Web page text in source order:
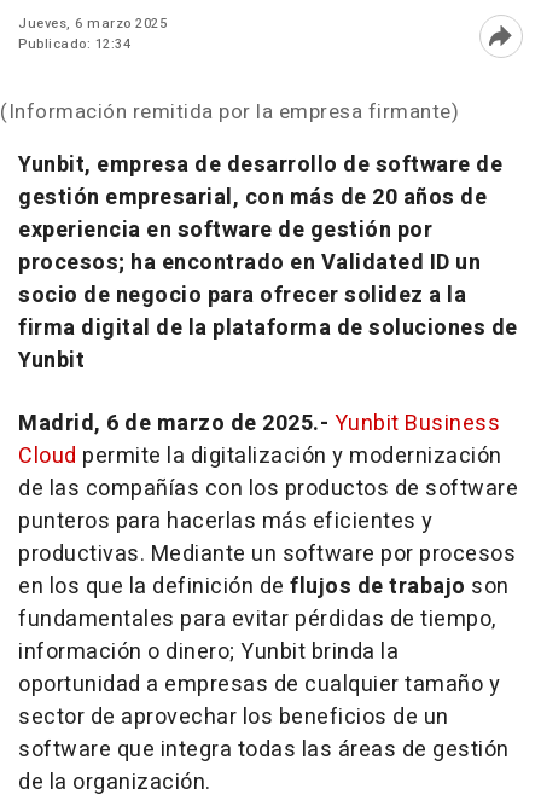
Jueves, 6 marzo 2025
Publicado: 12:34
(Información remitida por la empresa firmante)
Yunbit, empresa de desarrollo de software de
gestión empresarial, con más de 20 años de
experiencia en software de gestión por
procesos; ha encontrado en Validated ID un
socio de negocio para ofrecer solidez a la
firma digital de la plataforma de soluciones de
Yunbit
Madrid, 6 de marzo de 2025.- Yunbit Business
Cloud permite la digitalización y modernización
de las compañías con los productos de software
punteros para hacerlas más eficientes y
productivas. Mediante un software por procesos
en los que la definición de flujos de trabajo son
fundamentales para evitar pérdidas de tiempo,
información o dinero; Yunbit brinda la
oportunidad a empresas de cualquier tamaño y
sector de aprovechar los beneficios de un
software que integra todas las áreas de gestión
de la organización.